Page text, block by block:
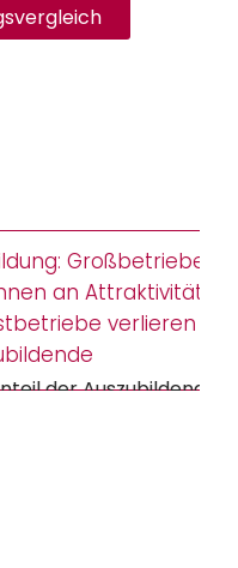
Großbetriebe
Attraktivität –
verlieren
Auszubildenden